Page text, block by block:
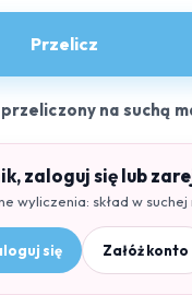
Przelicz
na suchą
zaloguj się lub
wyliczenia: skład w suchej
się Załóż konto